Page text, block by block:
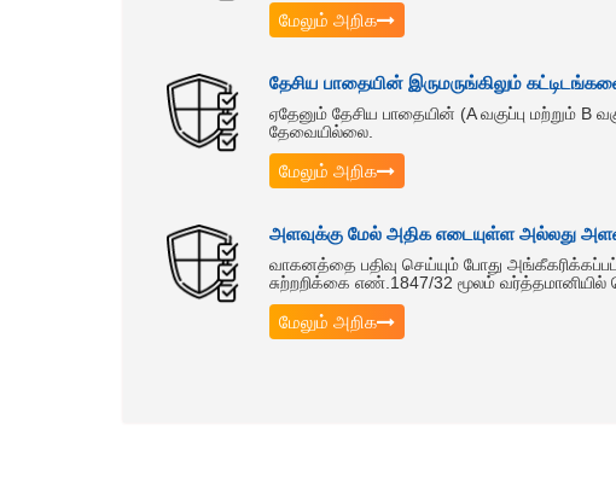
மேலும் அறிக
தேசிய பாதையின் இருமருங்கிலும்
ஏதேனும் தேசிய பாதையின் (A வகுப்பு மற்றும் B
தேவையில்லை.
மேலும் அறிக
அளவுக்கு மேல் அதிக எடையுள்ள அல்லது
வாகனத்தை பதிவு செய்யும் போது
சுற்றறிக்கை எண்.1847/32 மூலம் வர்த்தமானியில்
மேலும் அறிக